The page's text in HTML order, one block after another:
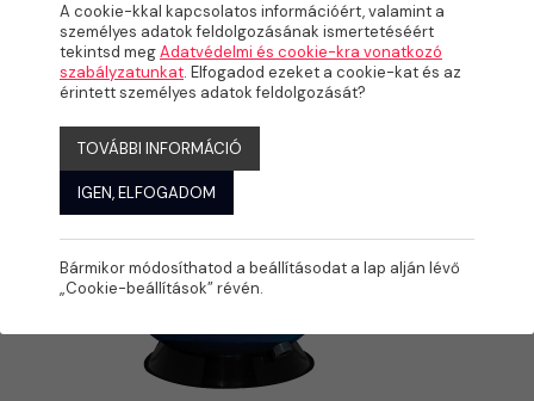
A cookie-kkal kapcsolatos információért, valamint a
személyes adatok feldolgozásának ismertetéséért
tekintsd megAdatvédelmi és cookie-kra vonatkozó
szabályzatunkat. Elfogadod ezeket a cookie-kat és az
érintett személyes adatok feldolgozását?
TOVÁBBI INFORMÁCIÓ
IGEN, ELFOGADOM
Bármikor módosíthatod a beállításodat a lap alján lévő
„Cookie-beállítások” révén.